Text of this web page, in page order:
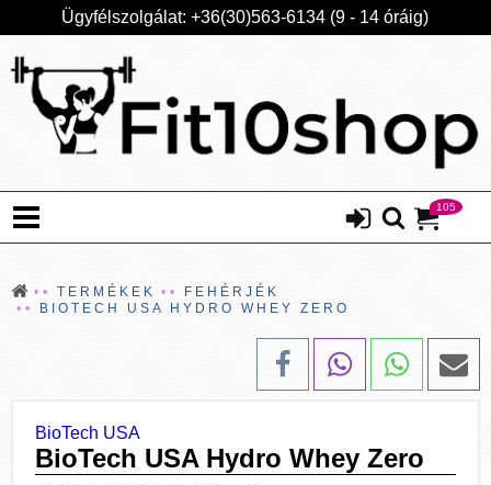
Ügyfélszolgálat: +36(30)563-6134 (9 - 14 óráig)
105
TERMÉKEK
FEHÉRJÉK
BIOTECH USA HYDRO WHEY ZERO
BioTech USA
BioTech USA Hydro Whey Zero